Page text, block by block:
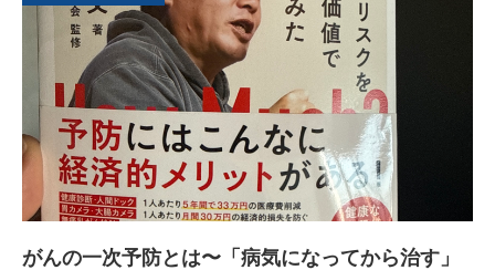
がんの一次予防とは〜「病気になってから治す」